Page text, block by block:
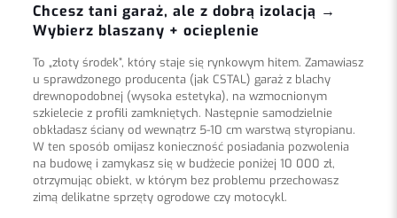
Chcesz tani garaż, ale z dobrą izolacją →
Wybierz blaszany + ocieplenie
To „złoty środek”, który staje się rynkowym hitem. Zamawiasz
u sprawdzonego producenta (jak CSTAL) garaż z blachy
drewnopodobnej (wysoka estetyka), na wzmocnionym
szkielecie z profili zamkniętych. Następnie samodzielnie
obkładasz ściany od wewnątrz 5-10 cm warstwą styropianu.
W ten sposób omijasz konieczność posiadania pozwolenia
na budowę i zamykasz się w budżecie poniżej 10 000 zł,
otrzymując obiekt, w którym bez problemu przechowasz
zimą delikatne sprzęty ogrodowe czy motocykl.